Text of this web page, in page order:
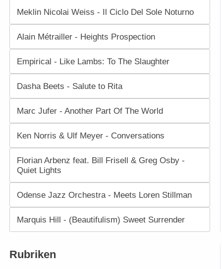
Meklin Nicolai Weiss - Il Ciclo Del Sole Noturno
Alain Métrailler - Heights Prospection
Empirical - Like Lambs: To The Slaughter
Dasha Beets - Salute to Rita
Marc Jufer - Another Part Of The World
Ken Norris & Ulf Meyer - Conversations
Florian Arbenz feat. Bill Frisell & Greg Osby -
Quiet Lights
Odense Jazz Orchestra - Meets Loren Stillman
Marquis Hill - (Beautifulism) Sweet Surrender
Rubriken